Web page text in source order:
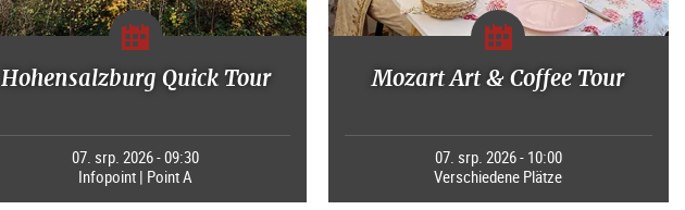
Hohensalzburg Quick Tour
07. srp. 2026 - 09:30
Infopoint | Point A
Mozart Art & Coffee Tour
07. srp. 2026 - 10:00
Verschiedene Plätze